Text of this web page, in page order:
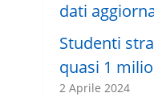
Studenti
quasi 1
2 Aprile 2024